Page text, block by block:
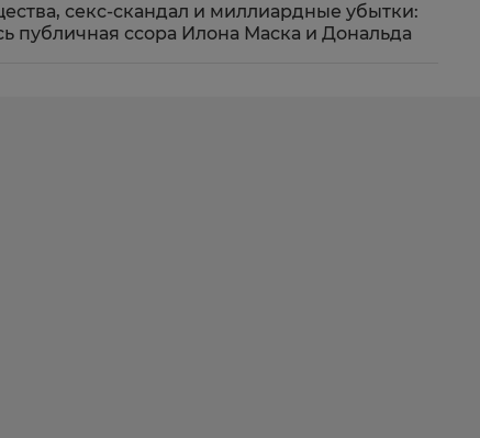
секс-скандал и миллиардные убытки:
публичная ссора Илона Маска и Дональда